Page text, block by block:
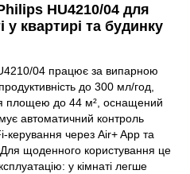
HU4210/04 для
у квартирі та будинку
04 працює за випарною
до 300 мл/год,
площею до 44 м², оснащений
автоматичний контроль
керування через Air+ App та
щоденного користування це
у кімнаті легше